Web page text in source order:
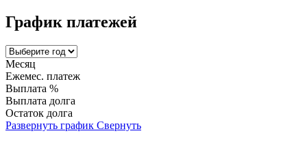
График платежей
Месяц
Ежемес. платеж
Выплата %
Выплата долга
Остаток долга
Развернуть график Свернуть